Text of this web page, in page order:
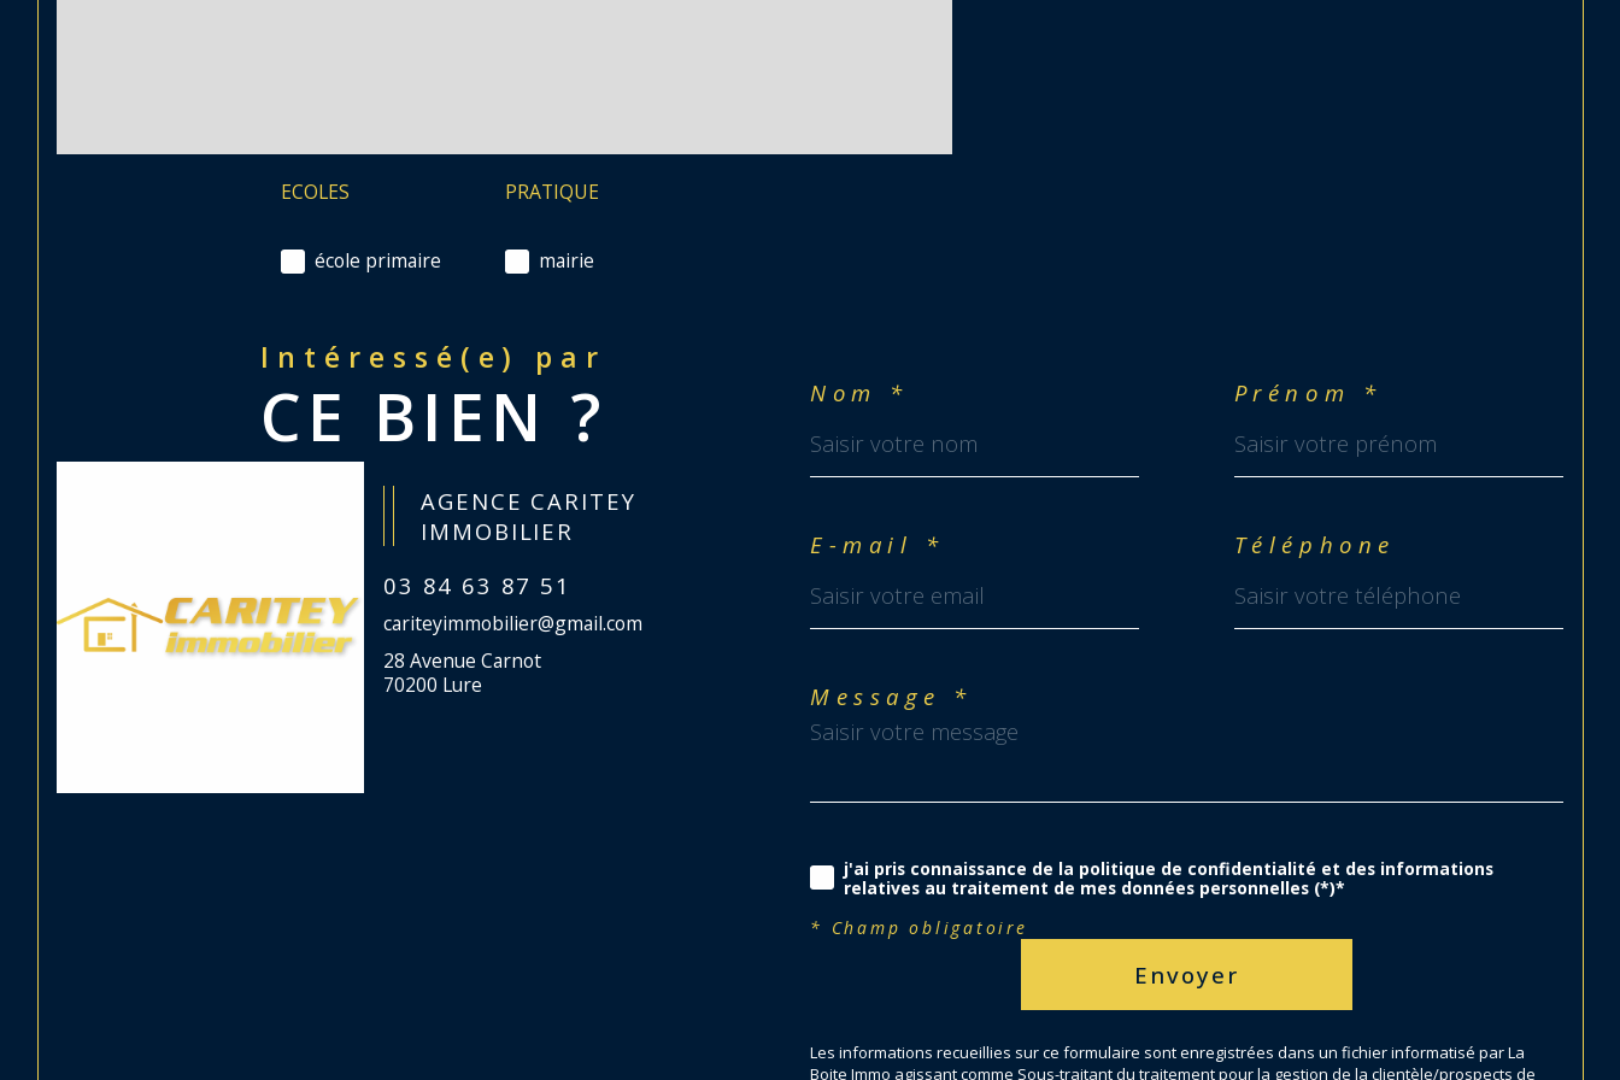
ECOLES
école primaire
PRATIQUE
mairie
Intéressé(e) par
CE BIEN ?
AGENCE CARITEY
IMMOBILIER
03 84 63 87 51
cariteyimmobilier@gmail.com
28 Avenue Carnot
70200 Lure
Nom * Prénom *
E-mail * Téléphone
Message *
j'ai pris connaissance de la politique de confidentialité et des informations
relatives au traitement de mes données personnelles (*)*
* Champ obligatoire
Envoyer
Les informations recueillies sur ce formulaire sont enregistrées dans un fichier informatisé par La
Boite Immo agissant comme Sous-traitant du traitement pour la gestion de la clientèle/prospects de